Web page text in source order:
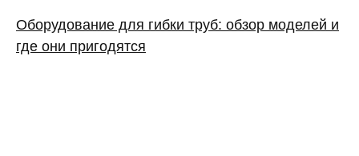
Оборудование для гибки труб: обзор моделей и
где они пригодятся